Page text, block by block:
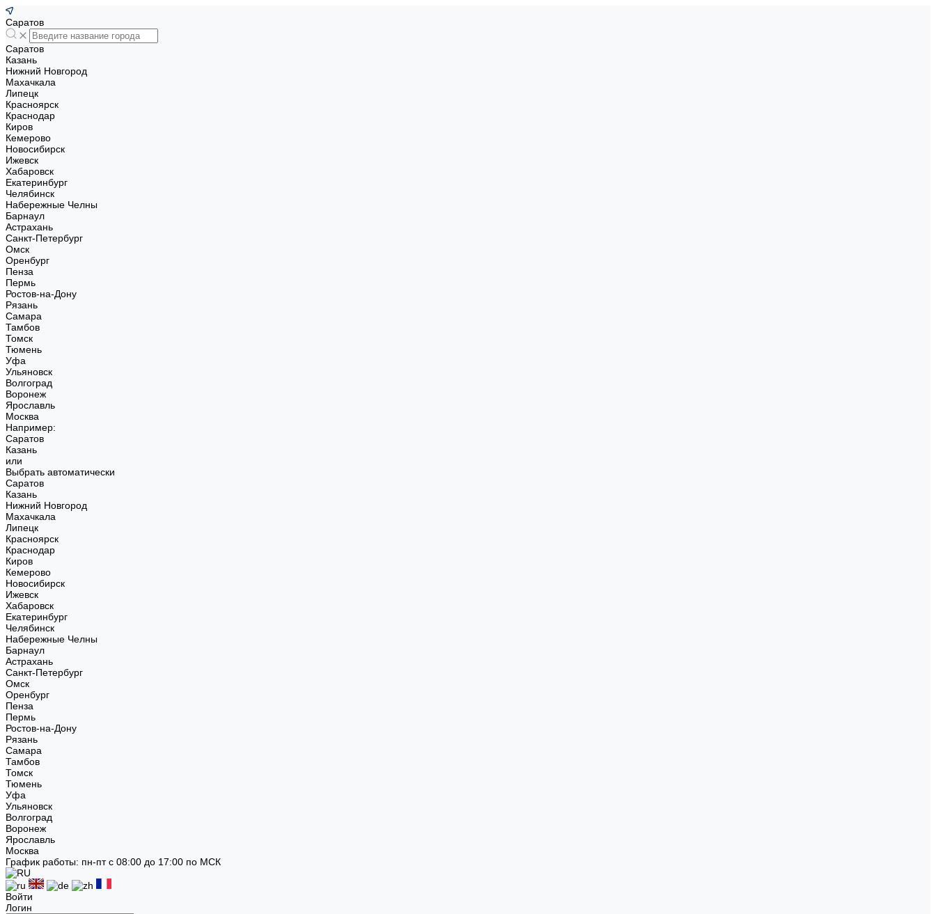
Саратов
Саратов
Казань
Нижний Новгород
Махачкала
Липецк
Красноярск
Краснодар
Киров
Кемерово
Новосибирск
Ижевск
Хабаровск
Екатеринбург
Челябинск
Набережные Челны
Барнаул
Астрахань
Санкт-Петербург
Омск
Оренбург
Пенза
Пермь
Ростов-на-Дону
Рязань
Самара
Тамбов
Томск
Тюмень
Уфа
Ульяновск
Волгоград
Воронеж
Ярославль
Москва
Например:
Саратов
Казань
или
Выбрать автоматически
Саратов
Казань
Нижний Новгород
Махачкала
Липецк
Красноярск
Краснодар
Киров
Кемерово
Новосибирск
Ижевск
Хабаровск
Екатеринбург
Челябинск
Набережные Челны
Барнаул
Астрахань
Санкт-Петербург
Омск
Оренбург
Пенза
Пермь
Ростов-на-Дону
Рязань
Самара
Тамбов
Томск
Тюмень
Уфа
Ульяновск
Волгоград
Воронеж
Ярославль
Москва
График работы: пн-пт с 08:00 до 17:00 по МСК
Войти
Логин